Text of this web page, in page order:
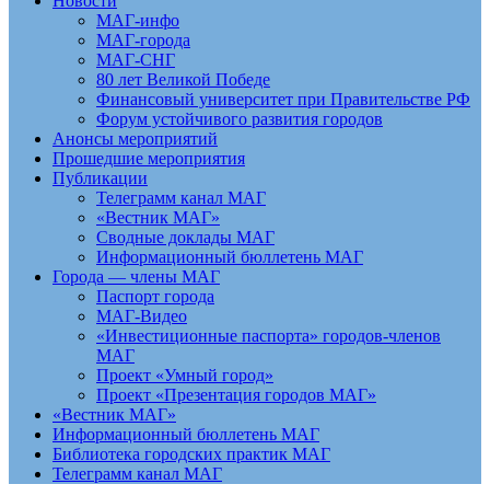
МАГ-инфо
МАГ-города
МАГ-СНГ
80 лет Великой Победе
Финансовый университет при Правительстве РФ
Форум устойчивого развития городов
Анонсы мероприятий
Прошедшие мероприятия
Публикации
Телеграмм канал МАГ
«Вестник МАГ»
Сводные доклады МАГ
Информационный бюллетень МАГ
Города — члены МАГ
Паспорт города
МАГ-Видео
«Инвестиционные паспорта» городов-членов
МАГ
Проект «Умный город»
Проект «Презентация городов МАГ»
«Вестник МАГ»
Информационный бюллетень МАГ
Библиотека городских практик МАГ
Телеграмм канал МАГ